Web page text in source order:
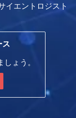
イエントロジスト
ス
ょう。